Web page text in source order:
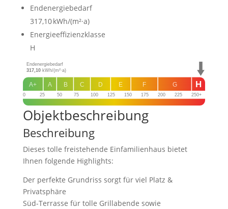
Endenergie­bedarf
317,10 kWh/(m²·a)
Energie­effizienz­klasse
H
0 25 50 75 100 125 150 175 200 225 250+
G
F
E
D
C
B
A
A+ H
Endenergiebedarf
317,10kWh/(m²·a)
Objekt­beschreibung
Beschreibung
Dieses tolle freistehende Einfamilienhaus bietet
Ihnen folgende Highlights:
Der perfekte Grundriss sorgt für viel Platz &
Privatsphäre
Süd-Terrasse für tolle Grillabende sowie